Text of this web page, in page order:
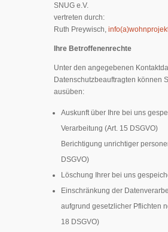
SNUG e.V.
vertreten durch:
Ruth Preywisch,
Ihre Betroffenenrechte
Unter den angegebenen
Datenschutzbeauftragten können
ausüben:
Auskunft über Ihre bei uns
Verarbeitung (Art. 15 DSGVO)
Berichtigung unrichtiger
DSGVO)
Löschung Ihrer bei uns
Einschränkung der
aufgrund gesetzlicher Pflichten
18 DSGVO)